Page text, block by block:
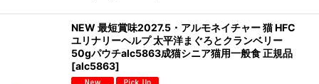
NEW 最短賞味2027.5・アルモネイチャー 猫 HFC
ユリナリーヘルプ 太平洋まぐろとクランベリー
50gパウチalc5863成猫シニア猫用一般食 正規品
[alc5863]